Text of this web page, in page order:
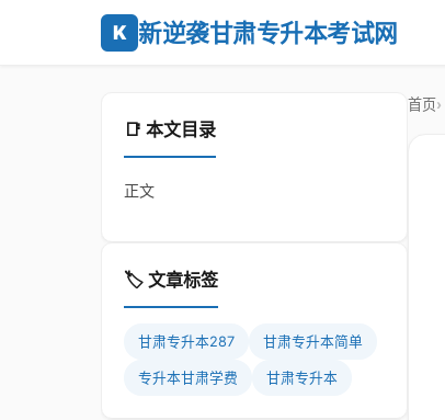
K 新逆袭甘肃专升本考试网
📑 本文目录
正文
🏷️ 文章标签
甘肃专升本287 甘肃专升本简单
专升本甘肃学费 甘肃专升本
首页